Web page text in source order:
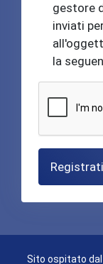
gestore
inviati
la
Registrati
Sito ospitato